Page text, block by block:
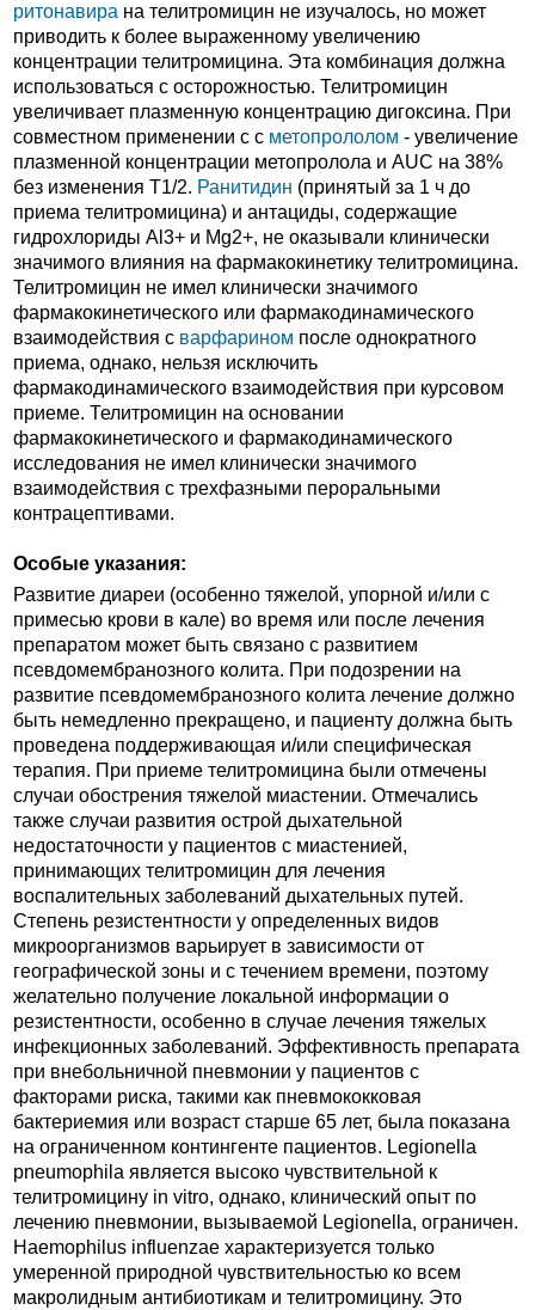
ритонавира на телитромицин не изучалось, но может
приводить к более выраженному увеличению
концентрации телитромицина. Эта комбинация должна
использоваться с осторожностью. Телитромицин
увеличивает плазменную концентрацию дигоксина. При
совместном применении с с метопрололом - увеличение
плазменной концентрации метопролола и AUC на 38%
без изменения T1/2. Ранитидин (принятый за 1 ч до
приема телитромицина) и антациды, содержащие
гидрохлориды Al3+ и Mg2+, не оказывали клинически
значимого влияния на фармакокинетику телитромицина.
Телитромицин не имел клинически значимого
фармакокинетического или фармакодинамического
взаимодействия с варфарином после однократного
приема, однако, нельзя исключить
фармакодинамического взаимодействия при курсовом
приеме. Телитромицин на основании
фармакокинетического и фармакодинамического
исследования не имел клинически значимого
взаимодействия с трехфазными пероральными
контрацептивами.
Особые указания:
Развитие диареи (особенно тяжелой, упорной и/или с
примесью крови в кале) во время или после лечения
препаратом может быть связано с развитием
псевдомембранозного колита. При подозрении на
развитие псевдомембранозного колита лечение должно
быть немедленно прекращено, и пациенту должна быть
проведена поддерживающая и/или специфическая
терапия. При приеме телитромицина были отмечены
случаи обострения тяжелой миастении. Отмечались
также случаи развития острой дыхательной
недостаточности у пациентов с миастенией,
принимающих телитромицин для лечения
воспалительных заболеваний дыхательных путей.
Степень резистентности у определенных видов
микроорганизмов варьирует в зависимости от
географической зоны и с течением времени, поэтому
желательно получение локальной информации о
резистентности, особенно в случае лечения тяжелых
инфекционных заболеваний. Эффективность препарата
при внебольничной пневмонии у пациентов с
факторами риска, такими как пневмококковая
бактериемия или возраст старше 65 лет, была показана
на ограниченном контингенте пациентов. Legionella
pneumophila является высоко чувствительной к
телитромицину in vitro, однако, клинический опыт по
лечению пневмонии, вызываемой Legionella, ограничен.
Haemophilus influenzae характеризуется только
умеренной природной чувствительностью ко всем
макролидным антибиотикам и телитромицину. Это